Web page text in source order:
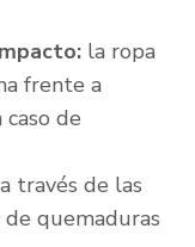
la ropa
frente a
de
través de las
quemaduras